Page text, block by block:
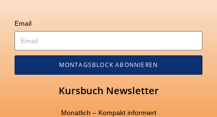
Email
MONTAGSBLOCK ABONNIEREN
Kursbuch Newsletter
Monatlich – Kompakt informiert